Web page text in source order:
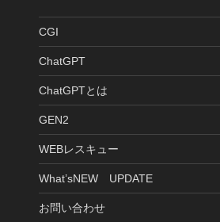
CGI
ChatGPT
ChatGPTとは
GEN2
WEBレスキュー
What’sNEW UPDATE
お問い合わせ